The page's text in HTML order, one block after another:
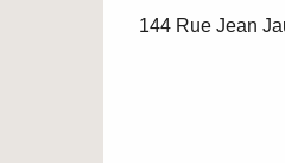
144 Rue Jean